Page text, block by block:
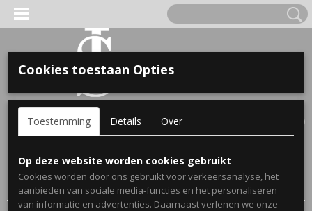
Inloggen Registreren
(0)
Home >Webshop>Cadeau's voor mama> Dames hoodie
mama met kindernaam/kindernamen - Gepersonaliseerd
cadeau voor moeder
VOOR KINDEREN
OPA & OMA.
Cookies toestaan Opties
Toestemming Details Over
Op deze website worden cookies gebruikt
Cookies worden door ons gebruikt voor verkeersanalyse, het
aanbieden van sociale media-functies en het personaliseren
van informatie en advertenties. Daarnaast verlenen we onze